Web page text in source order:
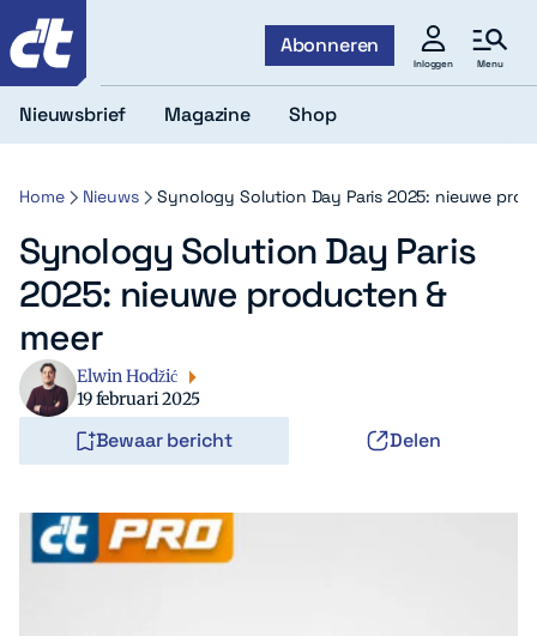
Abonneren
Inloggen Menu
Nieuwsbrief Magazine Shop
Home Nieuws Synology Solution Day Paris 2025: nieuwe
Synology Solution Day Paris
2025: nieuwe producten &
meer
Elwin Hodžić
19 februari 2025
Bewaar bericht Delen